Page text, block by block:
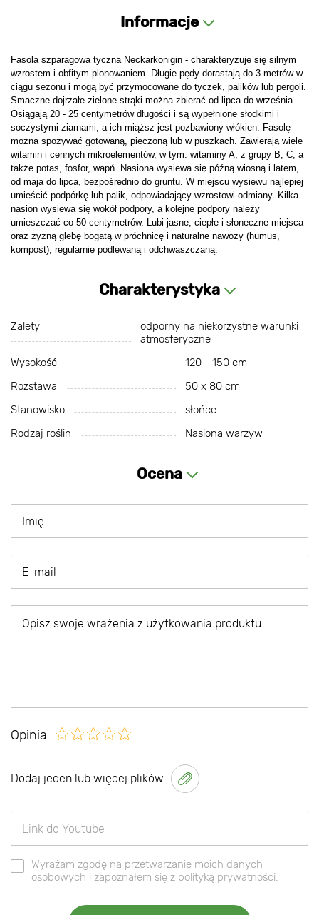
Informacje
Fasola szparagowa tyczna Neckarkonigin - charakteryzuje się silnym
wzrostem i obfitym plonowaniem. Długie pędy dorastają do 3 metrów w
ciągu sezonu i mogą być przymocowane do tyczek, palików lub pergoli.
Smaczne dojrzałe zielone strąki można zbierać od lipca do września.
Osiągają 20 - 25 centymetrów długości i są wypełnione słodkimi i
soczystymi ziarnami, a ich miąższ jest pozbawiony włókien. Fasolę
można spożywać gotowaną, pieczoną lub w puszkach. Zawierają wiele
witamin i cennych mikroelementów, w tym: witaminy A, z grupy B, C, a
także potas, fosfor, wapń. Nasiona wysiewa się późną wiosną i latem,
od maja do lipca, bezpośrednio do gruntu. W miejscu wysiewu najlepiej
umieścić podpórkę lub palik, odpowiadający wzrostowi odmiany. Kilka
nasion wysiewa się wokół podpory, a kolejne podpory należy
umieszczać co 50 centymetrów. Lubi jasne, ciepłe i słoneczne miejsca
oraz żyzną glebę bogatą w próchnicę i naturalne nawozy (humus,
kompost), regularnie podlewaną i odchwaszczaną.
Charakterystyka
Zalety
odporny na niekorzystne warunki
atmosferyczne
Wysokość
120 - 150 cm
Rozstawa
50 х 80 cm
Stanowisko
słońce
Rodzaj roślin
Nasiona warzyw
Ocena
Opinia
Dodaj jeden lub więcej plików
Wyrażam zgodę na przetwarzanie moich danych
osobowych i zapoznałem się z polityką prywatności.